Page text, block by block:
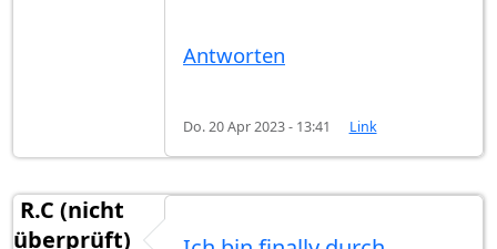
Antworten
Do. 20 Apr 2023 - 13:41 Link
R.C (nicht
überprüft)